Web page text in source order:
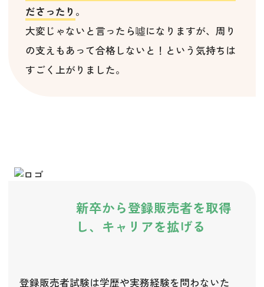
ださったり 。
大変じゃないと言ったら噓になりますが、周り
の支えもあって合格しないと！という気持ちは
すごく上がりました。
新卒から登録販売者を取得
し、キャリアを拡げる
登録販売者試験は学歴や実務経験を問わないた